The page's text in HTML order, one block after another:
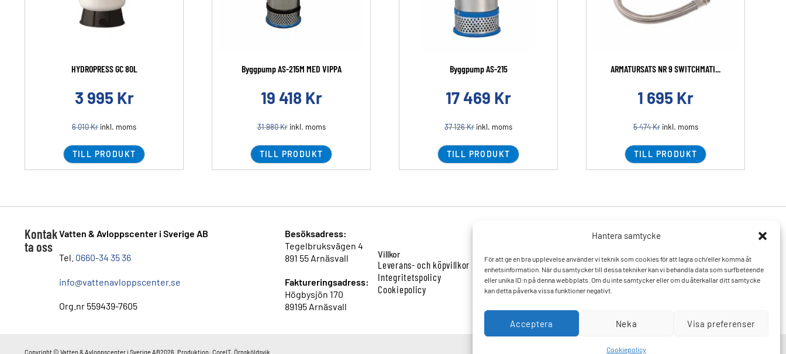
Hantera samtycke
För att ge en bra upplevelse använder vi teknik som cookies för att lagra och/eller komma åt
enhetsinformation. När du samtycker till dessa tekniker kan vi behandla data som surfbeteende
eller unika ID:n på denna webbplats. Om du inte samtycker eller om du återkallar ditt samtycke
kan detta påverka vissa funktioner negativt.
Acceptera Neka Visa preferenser
Cookiepolicy
HYDROPRESS GC 80L
3 995 Kr
6 010Kr inkl. moms
TILL PRODUKT
Byggpump AS-215M MED VIPPA
19 418 Kr
31 980Krinkl. moms
TILL PRODUKT
Byggpump AS-215
17 469 Kr
37 126Kr inkl. moms
TILL PRODUKT
ARMATURSATS NR 9 SWITCHMATI...
1 695 Kr
5 474Krinkl. moms
TILL PRODUKT
Kontak
ta oss
Vatten & Avloppscenter i Sverige AB
Tel. 0660-34 35 36
info@vattenavloppscenter.se
Org.nr 559439-7605
Besöksadress:
Tegelbruksvägen 4
891 55 Arnäsvall
Faktureringsadress:
Högbysjön 170
89195 Arnäsvall
Villkor
Leverans- och köpvillkor
Integritetspolicy
Cookiepolicy
Varumärken
Mitt konto
Vanliga frågor och svar
Kontakta oss
Hitta till oss
Copyright © Vatten & Avloppscenter i Sverige AB2026. Produktion: CoreIT, Örnsköldsvik